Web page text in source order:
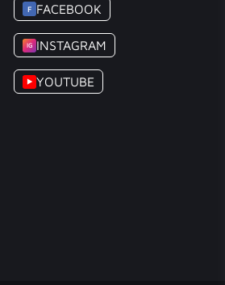
F FACEBOOK
IG INSTAGRAM
▶ YOUTUBE